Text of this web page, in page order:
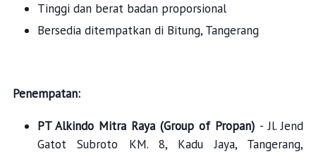
Tinggi dan berat badan proporsional
Bersedia ditempatkan di Bitung, Tangerang
Penempatan:
PT Alkindo Mitra Raya (Group of Propan) - Jl. Jend
Gatot Subroto KM. 8, Kadu Jaya, Tangerang,